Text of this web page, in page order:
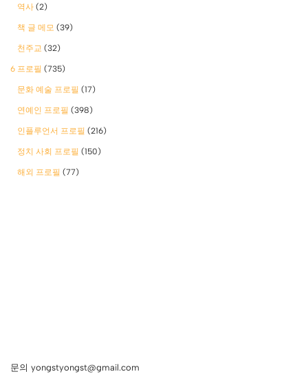
역사 (2)
책 글 메모 (39)
천주교 (32)
6 프로필 (735)
문화 예술 프로필 (17)
연예인 프로필 (398)
인플루언서 프로필 (216)
정치 사회 프로필 (150)
해외 프로필 (77)
문의 yongstyongst@gmail.com